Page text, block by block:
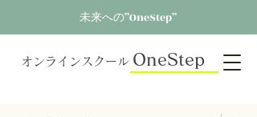
未来への”OneStep”
オンラインスクール OneStep